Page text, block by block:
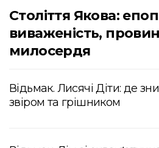
Століття Якова:
виваженість,
милосердя
Відьмак. Лисячі Діти: де
звіром та грішником